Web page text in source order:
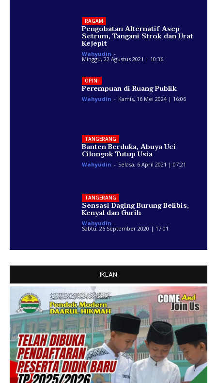
RAGAM
Pengobatan Alternatif Asep
Setrum, Tangani Strok dan Urat
Kejepit
Wahyudin -
Minggu, 22 Agustus 2021 | 10:36
OPINI
Perempuan di Ruang Publik
Wahyudin - Kamis, 16 Mei 2024 | 16:06
TANGERANG
Banten Berduka, Abuya Uci
Cilongok Tutup Usia
Wahyudin - Selasa, 6 April 2021 | 07:21
TANGERANG
Sensasi Daging Burung Belibis,
Kenyal dan Gurih
Wahyudin -
Sabtu, 26 September 2020 | 17:01
IKLAN